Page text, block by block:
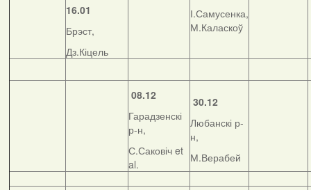
16.01
Брэст,
Дз.Кіцель
І.Самусенка,
М.Каласкоў
08.12
Гарадзенскі
р-н,
С.Саковіч et
al.
30.12
Любанскі р-
н,
М.Верабей